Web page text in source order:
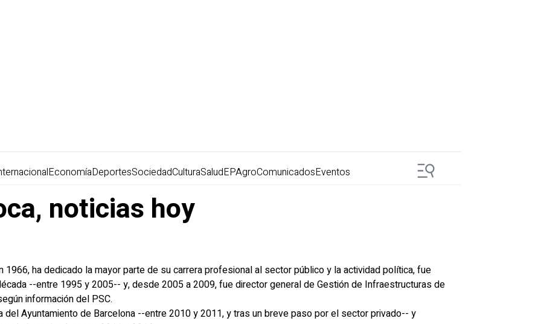
EconomíaDeportesSociedadCulturaSaludEPAgroComunicadosEventos
noticias hoy
1966, ha dedicado la mayor parte de su carrera profesional al sector público y la actividad política, fue
--entre 1995 y 2005-- y, desde 2005 a 2009, fue director general de Gestión de Infraestructuras de
información del PSC.
Ayuntamiento de Barcelona --entre 2010 y 2011, y tras un breve paso por el sector privado-- y